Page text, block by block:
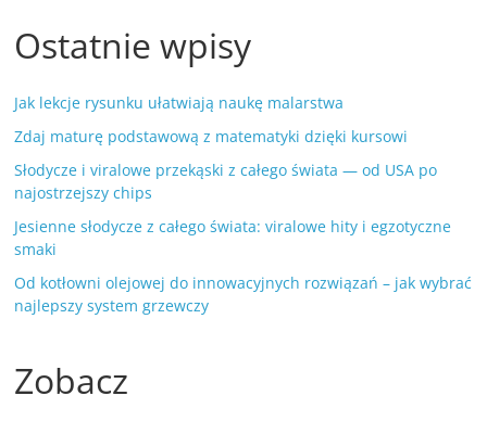
Ostatnie wpisy
Jak lekcje rysunku ułatwiają naukę malarstwa
Zdaj maturę podstawową z matematyki dzięki kursowi
Słodycze i viralowe przekąski z całego świata — od USA po
najostrzejszy chips
Jesienne słodycze z całego świata: viralowe hity i egzotyczne
smaki
Od kotłowni olejowej do innowacyjnych rozwiązań – jak wybrać
najlepszy system grzewczy
Zobacz